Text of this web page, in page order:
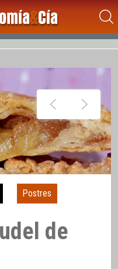
Postres
de